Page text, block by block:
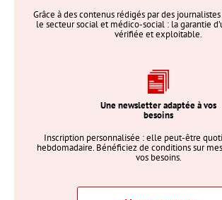
Grâce à des contenus rédigés par des
le secteur social et médico-social : la garantie
vérifiée et exploitable.
Une newsletter adaptée à vos
besoins
Inscription personnalisée : elle peut-être
hebdomadaire. Bénéficiez de conditions sur
vos besoins.